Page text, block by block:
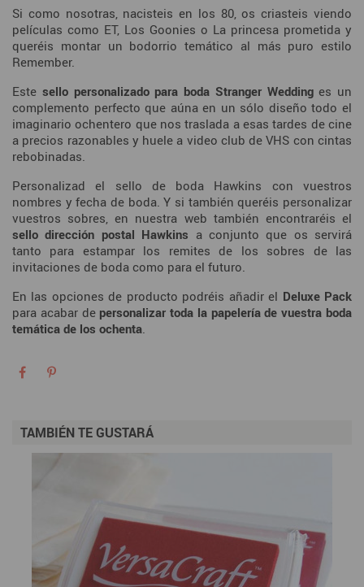
Si como nosotras, nacisteis en los 80, os criasteis viendo
películas como ET, Los Goonies o La princesa prometida y
queréis montar un bodorrio temático al más puro estilo
Remember.
Este sello personalizado para boda Stranger Weddinges un
complemento perfecto que aúna en un sólo diseño todo el
imaginario ochentero que nos traslada a esas tardes de cine
a precios razonables y huele a video club de VHS con cintas
rebobinadas.
Personalizad el sello de boda Hawkins con vuestros
nombres y fecha de boda. Y si también queréis personalizar
vuestros sobres, en nuestra web también encontraréis el
sello dirección postal Hawkins a conjunto que os servirá
tanto para estampar los remites de los sobres de las
invitaciones de boda como para el futuro.
En las opciones de producto podréis añadir el Deluxe Pack
para acabar de personalizar toda la papelería de vuestra boda
temática de los ochenta
TAMBIÉN TE GUSTARÁ